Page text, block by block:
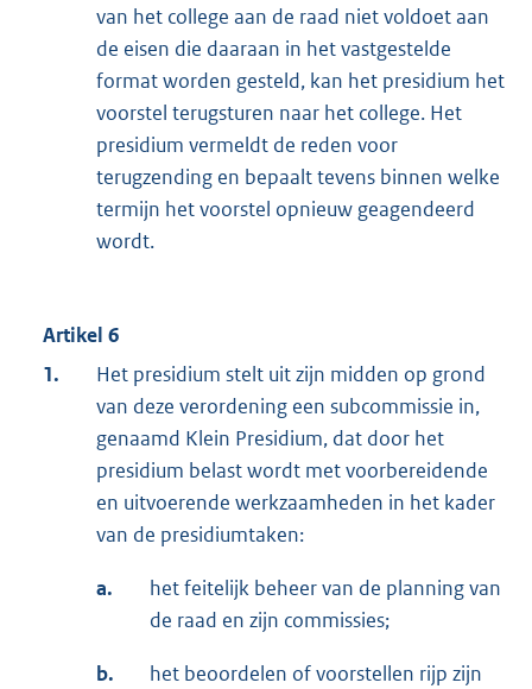
van het college aan de raad niet voldoet aan
de eisen die daaraan in het vastgestelde
format worden gesteld, kan het presidium het
voorstel terugsturen naar het college. Het
presidium vermeldt de reden voor
terugzending en bepaalt tevens binnen welke
termijn het voorstel opnieuw geagendeerd
wordt.
Artikel 6
1.
Het presidium stelt uit zijn midden op grond
van deze verordening een subcommissie in,
genaamd Klein Presidium, dat door het
presidium belast wordt met voorbereidende
en uitvoerende werkzaamheden in het kader
van de presidiumtaken:
a.
het feitelijk beheer van de planning van
de raad en zijn commissies;
b.
het beoordelen of voorstellen rijp zijn